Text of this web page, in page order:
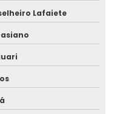
em rs
em sc
em sp
Lafaiete